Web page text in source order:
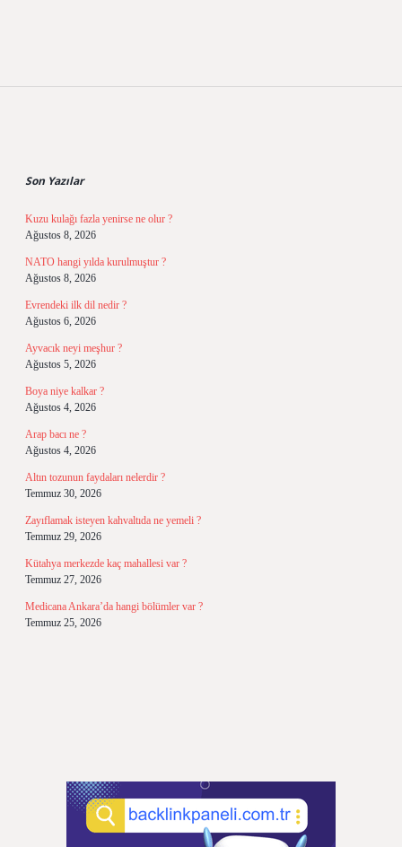
Son Yazılar
Kuzu kulağı fazla yenirse ne olur ?
Ağustos 8, 2026
NATO hangi yılda kurulmuştur ?
Ağustos 8, 2026
Evrendeki ilk dil nedir ?
Ağustos 6, 2026
Ayvacık neyi meşhur ?
Ağustos 5, 2026
Boya niye kalkar ?
Ağustos 4, 2026
Arap bacı ne ?
Ağustos 4, 2026
Altın tozunun faydaları nelerdir ?
Temmuz 30, 2026
Zayıflamak isteyen kahvaltıda ne yemeli ?
Temmuz 29, 2026
Kütahya merkezde kaç mahallesi var ?
Temmuz 27, 2026
Medicana Ankara’da hangi bölümler var ?
Temmuz 25, 2026